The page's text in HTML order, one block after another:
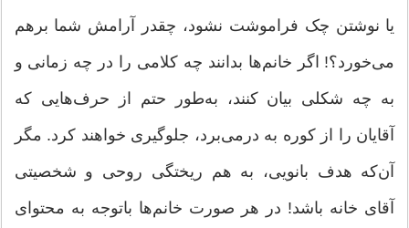
یا نوشتن چک فراموشت نشود، چقدر آرامش شما برهم
می‌خورد؟! اگر خانم‌ها بدانند چه کلامی را در چه زمانی و
به چه شکلی بیان کنند، به‌طور حتم از حرف‌هایی که
آقایان را از کوره به درمی‌برد، جلوگیری خواهند کرد. مگر
آن‌که هدف بانویی، به هم ریختگی روحی و شخصیتی
آقای خانه باشد! در هر صورت خانم‌ها باتوجه به محتوای